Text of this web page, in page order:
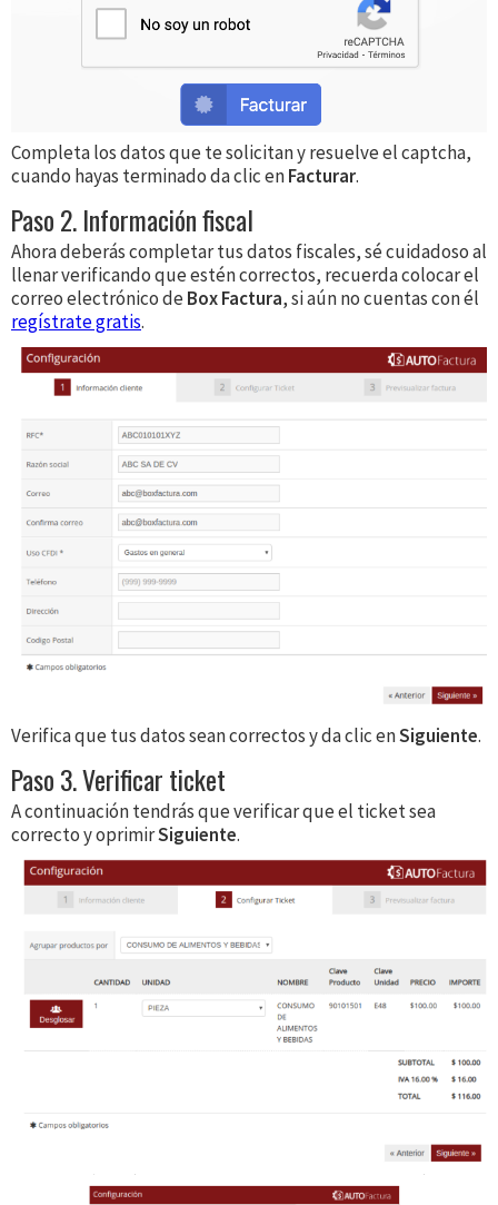
Completa los datos que te solicitan y resuelve el captcha,
cuando hayas terminado da clic enFacturar.
Paso 2. Información fiscal
Ahora deberás completar tus datos fiscales, sé cuidadoso al
llenar verificando que estén correctos, recuerda colocar el
correo electrónico deBox Factura, si aún no cuentas con él
regístrate gratis.
Verifica que tus datos sean correctos y da clic enSiguiente.
Paso 3. Verificar ticket
A continuación tendrás que verificar que el ticket sea
correcto y oprimirSiguiente.